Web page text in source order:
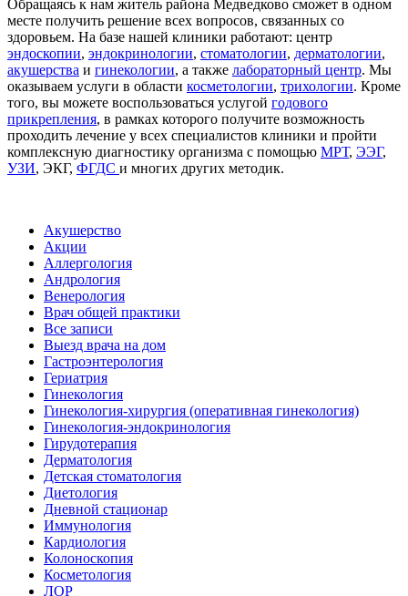
Обращаясь к нам житель района Медведково сможет в одном
месте получить решение всех вопросов, связанных со
здоровьем. На базе нашей клиники работают: центр
эндоскопии, эндокринологии, стоматологии, дерматологии,
акушерства и гинекологии, а также лабораторный центр. Мы
оказываем услуги в области косметологии, трихологии. Кроме
того, вы можете воспользоваться услугой годового
прикрепления, в рамках которого получите возможность
проходить лечение у всех специалистов клиники и пройти
комплексную диагностику организма с помощью МРТ, ЭЭГ,
УЗИ, ЭКГ, ФГДС и многих других методик.
Акушерство
Акции
Аллергология
Андрология
Венерология
Врач общей практики
Все записи
Выезд врача на дом
Гастроэнтерология
Гериатрия
Гинекология
Гинекология-хирургия (оперативная гинекология)
Гинекология-эндокринология
Гирудотерапия
Дерматология
Детская стоматология
Диетология
Дневной стационар
Иммунология
Кардиология
Колоноскопия
Косметология
ЛОР